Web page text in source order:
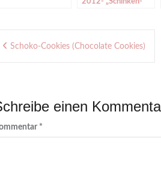
Beitragsnavigation
Schoko-Cookies (Chocolate Cookies)
einen
*